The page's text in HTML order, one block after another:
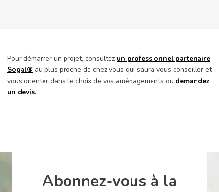
Pour démarrer un projet, consultez un professionnel partenaire
Sogal® au plus proche de chez vous qui saura vous conseiller et
vous orienter dans le choix de vos aménagements ou demandez
un devis.
Abonnez-vous à la